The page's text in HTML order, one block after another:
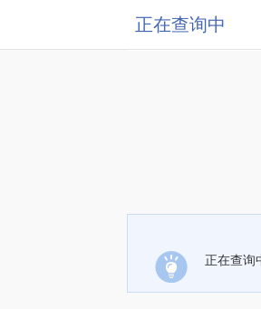
正在查询中
正在查询